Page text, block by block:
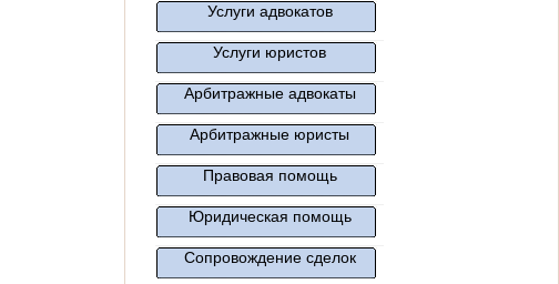
Услуги адвокатов
Услуги юристов
Арбитражные адвокаты
Арбитражные юристы
Правовая помощь
Юридическая помощь
Сопровождение сделок